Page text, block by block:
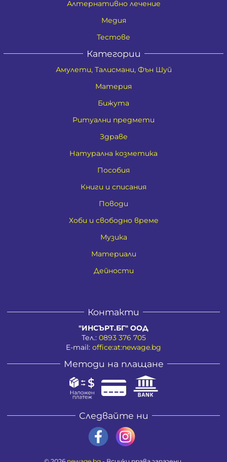
Алтернативно лечение
Медия
Тестове
Категории
Амулети, Талисмани, Фън Шуй
Материя
Бижута
Ритуални предмети
Здраве
Натурална козметика
Пособия
Книги и списания
Поводи
Хоби и свободно време
Музика
Материали
Дейности
Контакти
"ИНСЪРТ.БГ" ООД
Тел.: 0893 376 705
E-mail: office:at:newage.bg
Методи на плащане
Следвайте ни